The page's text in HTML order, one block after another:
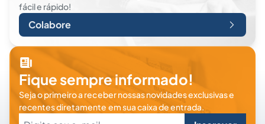
fácil e rápido!
Colabore
Fique sempre informado!
Seja o primeiro a receber nossas novidades exclusivas e
recentes diretamente em sua caixa de entrada.